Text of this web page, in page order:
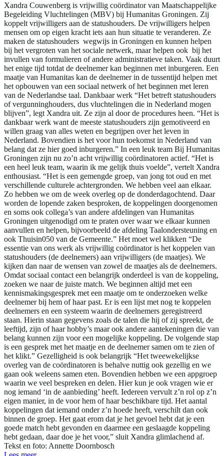
Xandra Couwenberg is vrijwillig coördinator van Maatschappelijke
Begeleiding Vluchtelingen (MBV) bij Humanitas Groningen. Zij
koppelt vrijwilligers aan de statushouders. De vrijwilligers helpen
mensen om op eigen kracht iets aan hun situatie te veranderen. Ze
maken de statushouders wegwijs in Groningen en kunnen helpen
bij het vergroten van het sociale netwerk, maar helpen ook bij het
invullen van formulieren of andere administratieve taken. Vaak duurt
het enige tijd totdat de deelnemer kan beginnen met inburgeren. Een
maatje van Humanitas kan de deelnemer in de tussentijd helpen met
het opbouwen van een sociaal netwerk of het beginnen met leren
van de Nederlandse taal. Dankbaar werk “Het betreft statushouders
of vergunninghouders, dus vluchtelingen die in Nederland mogen
blijven”, legt Xandra uit. Ze zijn al door de procedures heen. “Het is
dankbaar werk want de meeste statushouders zijn gemotiveerd en
willen graag van alles weten en begrijpen over het leven in
Nederland. Bovendien is het voor hun toekomst in Nederland van
belang dat ze hier goed inburgeren.” In een leuk team Bij Humanitas
Groningen zijn nu zo’n acht vrijwillig coördinatoren actief. “Het is
een heel leuk team, waarin ik me gelijk thuis voelde”, vertelt Xandra
enthousiast. “Het is een gemengde groep, van jong tot oud en met
verschillende culturele achtergronden. We hebben veel aan elkaar.
Zo hebben we om de week overleg op de donderdagochtend. Daar
worden de lopende zaken besproken, de koppelingen doorgenomen
en soms ook collega’s van andere afdelingen van Humanitas
Groningen uitgenodigd om te praten over waar we elkaar kunnen
aanvullen en helpen, bijvoorbeeld de afdeling Taalondersteuning en
ook Thuisin050 van de Gemeente.” Het moet wel klikken “De
essentie van ons werk als vrijwillig coördinator is het koppelen van
statushouders (de deelnemers) aan vrijwilligers (de maatjes). We
kijken dan naar de wensen van zowel de maatjes als de deelnemers.
Omdat sociaal contact een belangrijk onderdeel is van de koppeling,
zoeken we naar de juiste match. We beginnen altijd met een
kennismakingsgesprek met een maatje om te onderzoeken welke
deelnemer bij hem of haar past. Er is een lijst met nog te koppelen
deelnemers en een systeem waarin de deelnemers geregistreerd
staan. Hierin staan gegevens zoals de talen die hij of zij spreekt, de
leeftijd, zijn of haar hobby’s maar ook andere aantekeningen die van
belang kunnen zijn voor een mogelijke koppeling. De volgende stap
is een gesprek met het maatje en de deelnemer samen om te zien of
het klikt.” Gezelligheid is ook belangrijk “Het tweewekelijkse
overleg van de coördinatoren is behalve nuttig ook gezellig en we
gaan ook weleens samen eten. Bovendien hebben we een appgroep
waarin we veel bespreken en delen. Hier kun je ook vragen wie er
nog iemand ‘in de aanbieding’ heeft. Iedereen vervult z’n rol op z’n
eigen manier, in de voor hem of haar beschikbare tijd. Het aantal
koppelingen dat iemand onder z’n hoede heeft, verschilt dan ook
binnen de groep. Het gaat erom dat je het gevoel hebt dat je een
goede match hebt gevonden en daarmee een geslaagde koppeling
hebt gedaan, daar doe je het voor,” sluit Xandra glimlachend af.
Tekst en foto: Annette Doornbosch